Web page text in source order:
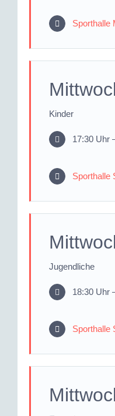
Sporthalle
Kinder
17:30 Uhr
Sporthalle
Jugendliche
18:30 Uhr
Sporthalle